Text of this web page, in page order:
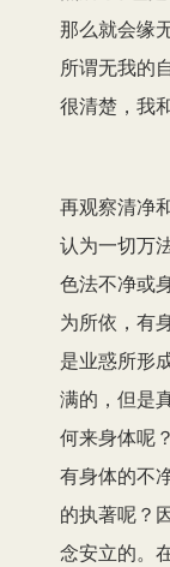
那么就会缘
所谓无我的
很清楚，我
再观察清净
认为一切万
色法不净或
为所依，有
是业惑所形
满的，但是
何来身体呢
有身体的不
的执著呢？
念安立的。